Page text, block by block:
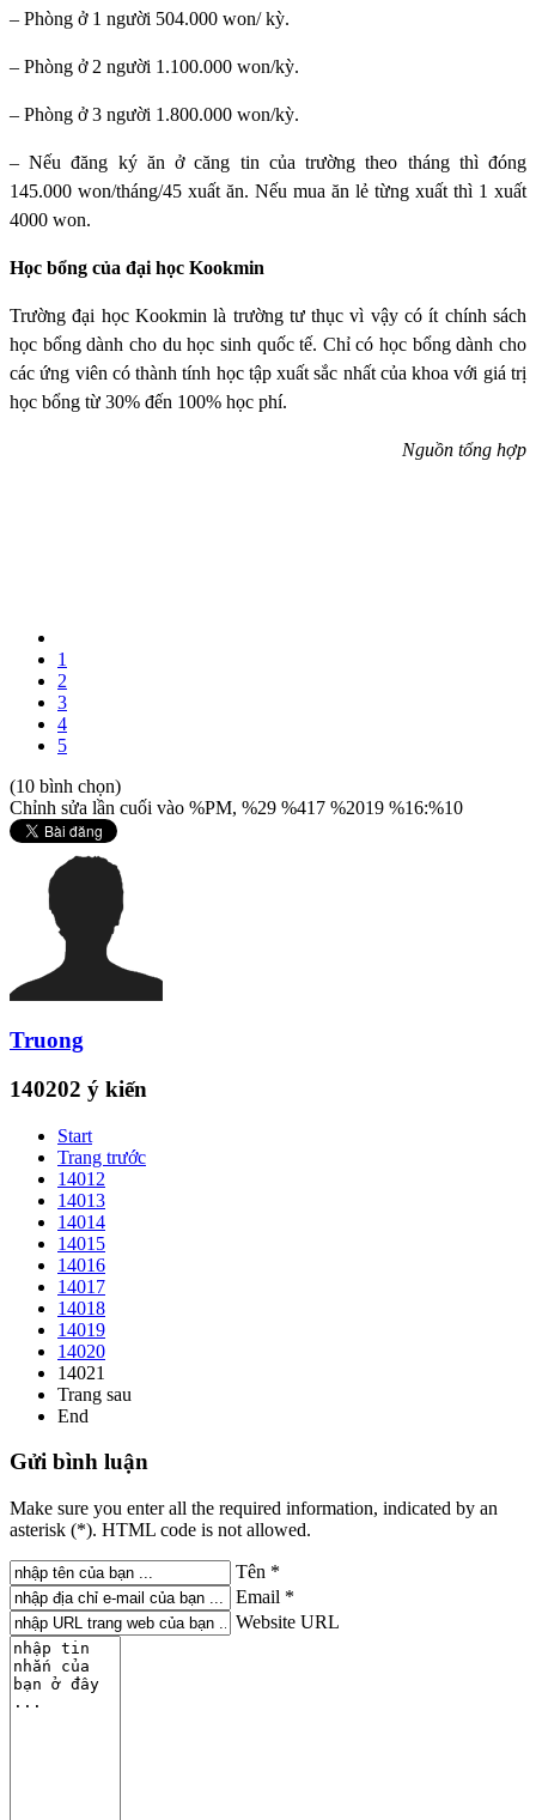
– Phòng ở 1 người 504.000 won/ kỳ.
– Phòng ở 2 người 1.100.000 won/kỳ.
– Phòng ở 3 người 1.800.000 won/kỳ.
– Nếu đăng ký ăn ở căng tin của trường theo tháng thì đóng
145.000 won/tháng/45 xuất ăn. Nếu mua ăn lẻ từng xuất thì 1 xuất
4000 won.
Học bổng của đại học Kookmin
Trường đại học Kookmin là trường tư thục vì vậy có ít chính sách
học bổng dành cho du học sinh quốc tế. Chỉ có học bổng dành cho
các ứng viên có thành tính học tập xuất sắc nhất của khoa với giá trị
học bổng từ 30% đến 100% học phí.
Nguồn tổng hợp
1
2
3
4
5
(10 bình chọn)
Chỉnh sửa lần cuối vào %PM, %29 %417 %2019 %16:%10
Truong
140202 ý kiến
Start
Trang trước
14012
14013
14014
14015
14016
14017
14018
14019
14020
14021
Trang sau
End
Gửi bình luận
Make sure you enter all the required information, indicated by an
asterisk (*). HTML code is not allowed.
Tên *
Email *
Website URL